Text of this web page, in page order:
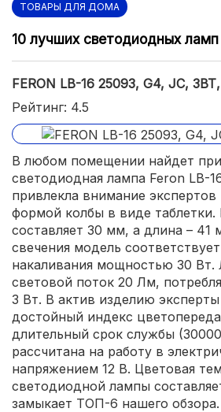
ТОВАРЫ ДЛЯ ДОМА
10 лучших светодиодных
FERON LB-16 25093, G4, JC,
Рейтинг: 4.5
В любом помещении найдет
светодиодная лампа Feron LB-
привлекла внимание
формой колбы в виде таблетки.
составляет 30 мм, а длина – 41
свечения модель
накаливания мощностью 30 Вт.
световой поток 20 Лм,
3 Вт. В актив изделию эксперты
достойный индекс
длительный срок службы
рассчитана на работу в
напряжением 12 В. Цветовая
светодиодной лампы
замыкает ТОП-6 нашего обзора.